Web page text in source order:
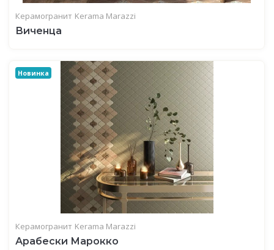
Керамогранит Kerama Marazzi
Виченца
Новинка
Керамогранит Kerama Marazzi
Арабески Марокко